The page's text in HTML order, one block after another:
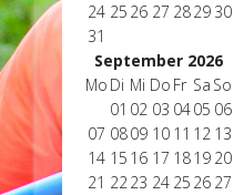
24 25 26 27 2829 30
31
September 2026
Mo Di Mi Do Fr Sa So
01 02 03 0405 06
07 0809 10 11 12 13
14 15 16 17 1819 20
21 2223 24 25 26 27